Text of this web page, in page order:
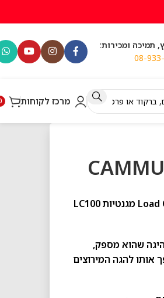
תמיכה ומכירות:
08-
מרכז לקוחות
באנדל הגה מירוצים Direct Drive בהספק מנוע של 5nm (ניוטון מטר) ודוושות Load Cell מגנטיות LC100
שהוא מספק,
אותו להגה המירוצים